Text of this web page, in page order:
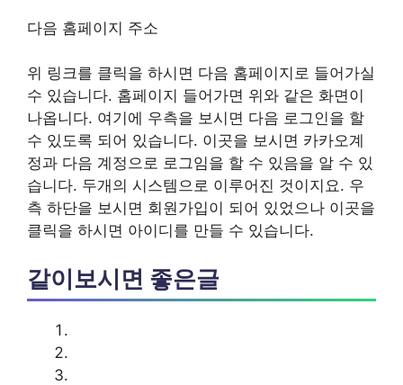
다음 홈페이지 주소
위 링크를 클릭을 하시면 다음 홈페이지로 들어가실
수 있습니다. 홈페이지 들어가면 위와 같은 화면이
나옵니다. 여기에 우측을 보시면 다음 로그인을 할
수 있도록 되어 있습니다. 이곳을 보시면 카카오계
정과 다음 계정으로 로그임을 할 수 있음을 알 수 있
습니다. 두개의 시스템으로 이루어진 것이지요. 우
측 하단을 보시면 회원가입이 되어 있었으나 이곳을
클릭을 하시면 아이디를 만들 수 있습니다.
같이보시면 좋은글